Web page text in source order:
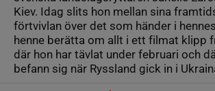
Kiev. Idag slits hon mellan sina
förtvivlan över det som händer i
henne berätta om allt i ett filmat klipp
där hon har tävlat under februari och
befann sig när Ryssland gick in i